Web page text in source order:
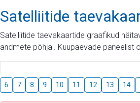
Satelliitide
Satelliitide taevakaartide graafikud
andmete põhjal. Kuupäevade paneelist
6 7 8 9 10 11 12 13 14